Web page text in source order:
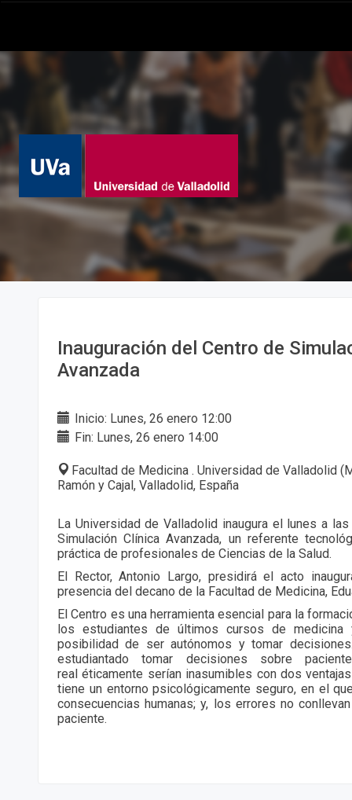
Inauguración del Centro de
Avanzada
Inicio: Lunes, 26 enero 12:00
Fin: Lunes, 26 enero 14:00
Facultad de Medicina . Universidad de Valladolid
Ramón y Cajal, Valladolid, España
La Universidad de Valladolid inaugura el lunes a
Simulación Clínica Avanzada, un referente
práctica de profesionales de Ciencias de la Salud.
El Rector, Antonio Largo, presidirá el acto
presencia del decano de la Facultad de Medicina,
El Centro es una herramienta esencial para la
los estudiantes de últimos cursos de
posibilidad de ser autónomos y tomar
estudiantado tomar decisiones sobre
real éticamente serían inasumibles con dos
tiene un entorno psicológicamente seguro, en el
consecuencias humanas; y, los errores no
paciente.